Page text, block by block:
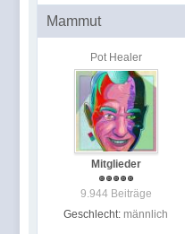
Mammut
Pot Healer
Mitglieder
9.944 Beiträge
Geschlecht: männlich